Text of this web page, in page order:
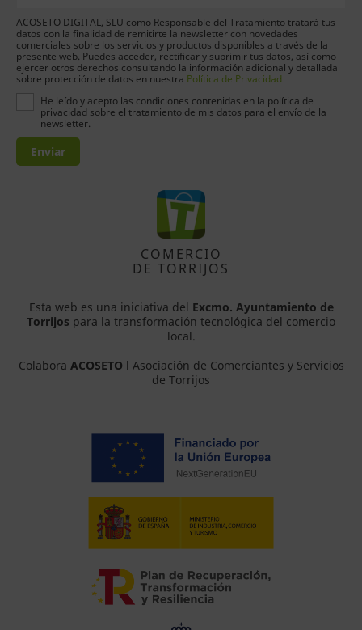
ACOSETO DIGITAL, SLU como Responsable del Tratamiento tratará tus
datos con la finalidad de remitirte la newsletter con novedades
comerciales sobre los servicios y productos disponibles a través de la
presente web. Puedes acceder, rectificar y suprimir tus datos, así como
ejercer otros derechos consultando la información adicional y detallada
sobre protección de datos en nuestra Política de Privacidad
He leído y acepto las condiciones contenidas en la política de
privacidad sobre el tratamiento de mis datos para el envío de la
newsletter.
Enviar
COMERCIO
DE TORRIJOS
Esta web es una iniciativa del Excmo. Ayuntamiento de
Torrijos para la transformación tecnológica del comercio
local.
Colabora ACOSETO l Asociación de Comerciantes y Servicios
de Torrijos